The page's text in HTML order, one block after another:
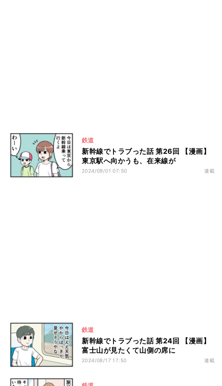
鉄道
新幹線でトラブった話 第26回 【漫画】
東京駅へ向かうも、在来線が
2024/09/01 07:50 連載
鉄道
新幹線でトラブった話 第24回 【漫画】
富士山が見たくて山側の席に
2024/08/17 17:50 連載